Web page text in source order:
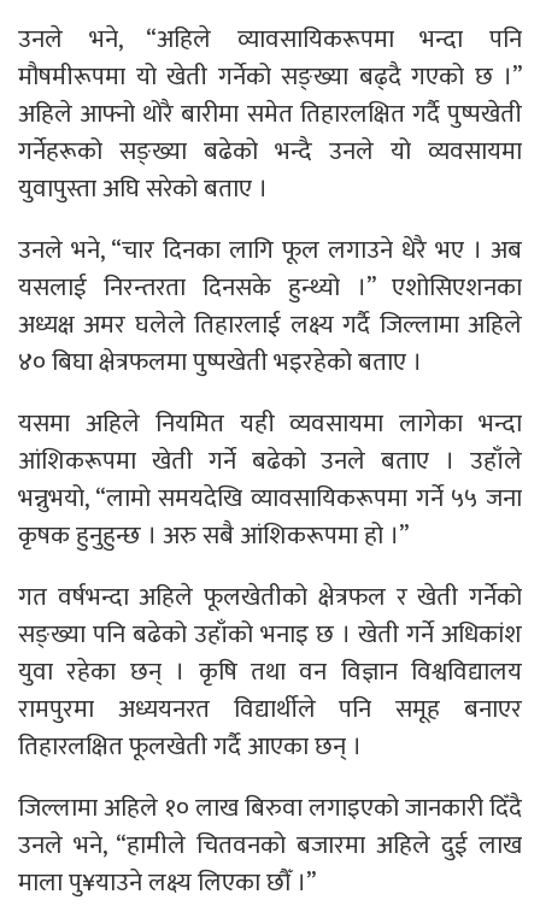
उनले भने, “अहिले व्यावसायिकरूपमा भन्दा पनि
मौषमीरूपमा यो खेती गर्नेको सङ्ख्या बढ्दै गएको छ ।”
अहिले आफ्नो थोरै बारीमा समेत तिहारलक्षित गर्दै पुष्पखेती
गर्नेहरूको सङ्ख्या बढेको भन्दै उनले यो व्यवसायमा
युवापुस्ता अघि सरेको बताए ।
उनले भने, “चार दिनका लागि फूल लगाउने धेरै भए । अब
यसलाई निरन्तरता दिनसके हुन्थ्यो ।” एशोसिएशनका
अध्यक्ष अमर घलेले तिहारलाई लक्ष्य गर्दै जिल्लामा अहिले
४० बिघा क्षेत्रफलमा पुष्पखेती भइरहेको बताए ।
यसमा अहिले नियमित यही व्यवसायमा लागेका भन्दा
आंशिकरूपमा खेती गर्ने बढेको उनले बताए । उहाँले
भन्नुभयो, “लामो समयदेखि व्यावसायिकरूपमा गर्ने ५५ जना
कृषक हुनुहुन्छ । अरु सबै आंशिकरूपमा हो ।”
गत वर्षभन्दा अहिले फूलखेतीको क्षेत्रफल र खेती गर्नेको
सङ्ख्या पनि बढेको उहाँको भनाइ छ । खेती गर्ने अधिकांश
युवा रहेका छन् । कृषि तथा वन विज्ञान विश्वविद्यालय
रामपुरमा अध्ययनरत विद्यार्थीले पनि समूह बनाएर
तिहारलक्षित फूलखेती गर्दै आएका छन् ।
जिल्लामा अहिले १० लाख बिरुवा लगाइएको जानकारी दिँदै
उनले भने, “हामीले चितवनको बजारमा अहिले दुई लाख
माला पु¥याउने लक्ष्य लिएका छौँ ।”